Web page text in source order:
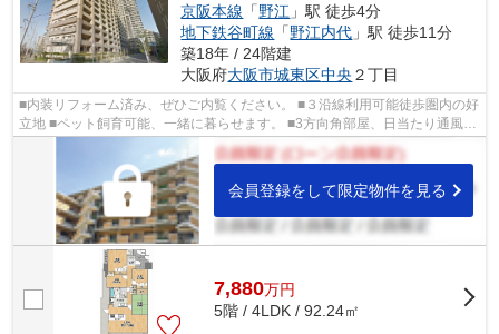
京阪本線 「野江 」駅 徒歩4分
地下鉄谷町線 「野江内代 」駅 徒歩11分
築18年 / 24階建
大阪府大阪市城東区中央 ２丁目
■内装リフォーム済み、ぜひご内覧ください。 ■３沿線利用可能徒歩圏内の好
立地 ■ペット飼育可能、一緒に暮らせます。 ■3方向角部屋、日当たり通風良
好 ■近隣商業施設、買い物施設も充...
会員登録をして限定物件を見る
7,880万円
5階 / 4LDK / 92.24㎡